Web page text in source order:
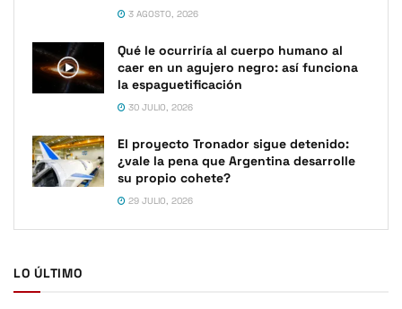
3 AGOSTO, 2026
Qué le ocurriría al cuerpo humano al
caer en un agujero negro: así funciona
la espaguetificación
30 JULIO, 2026
El proyecto Tronador sigue detenido:
¿vale la pena que Argentina desarrolle
su propio cohete?
29 JULIO, 2026
LO ÚLTIMO